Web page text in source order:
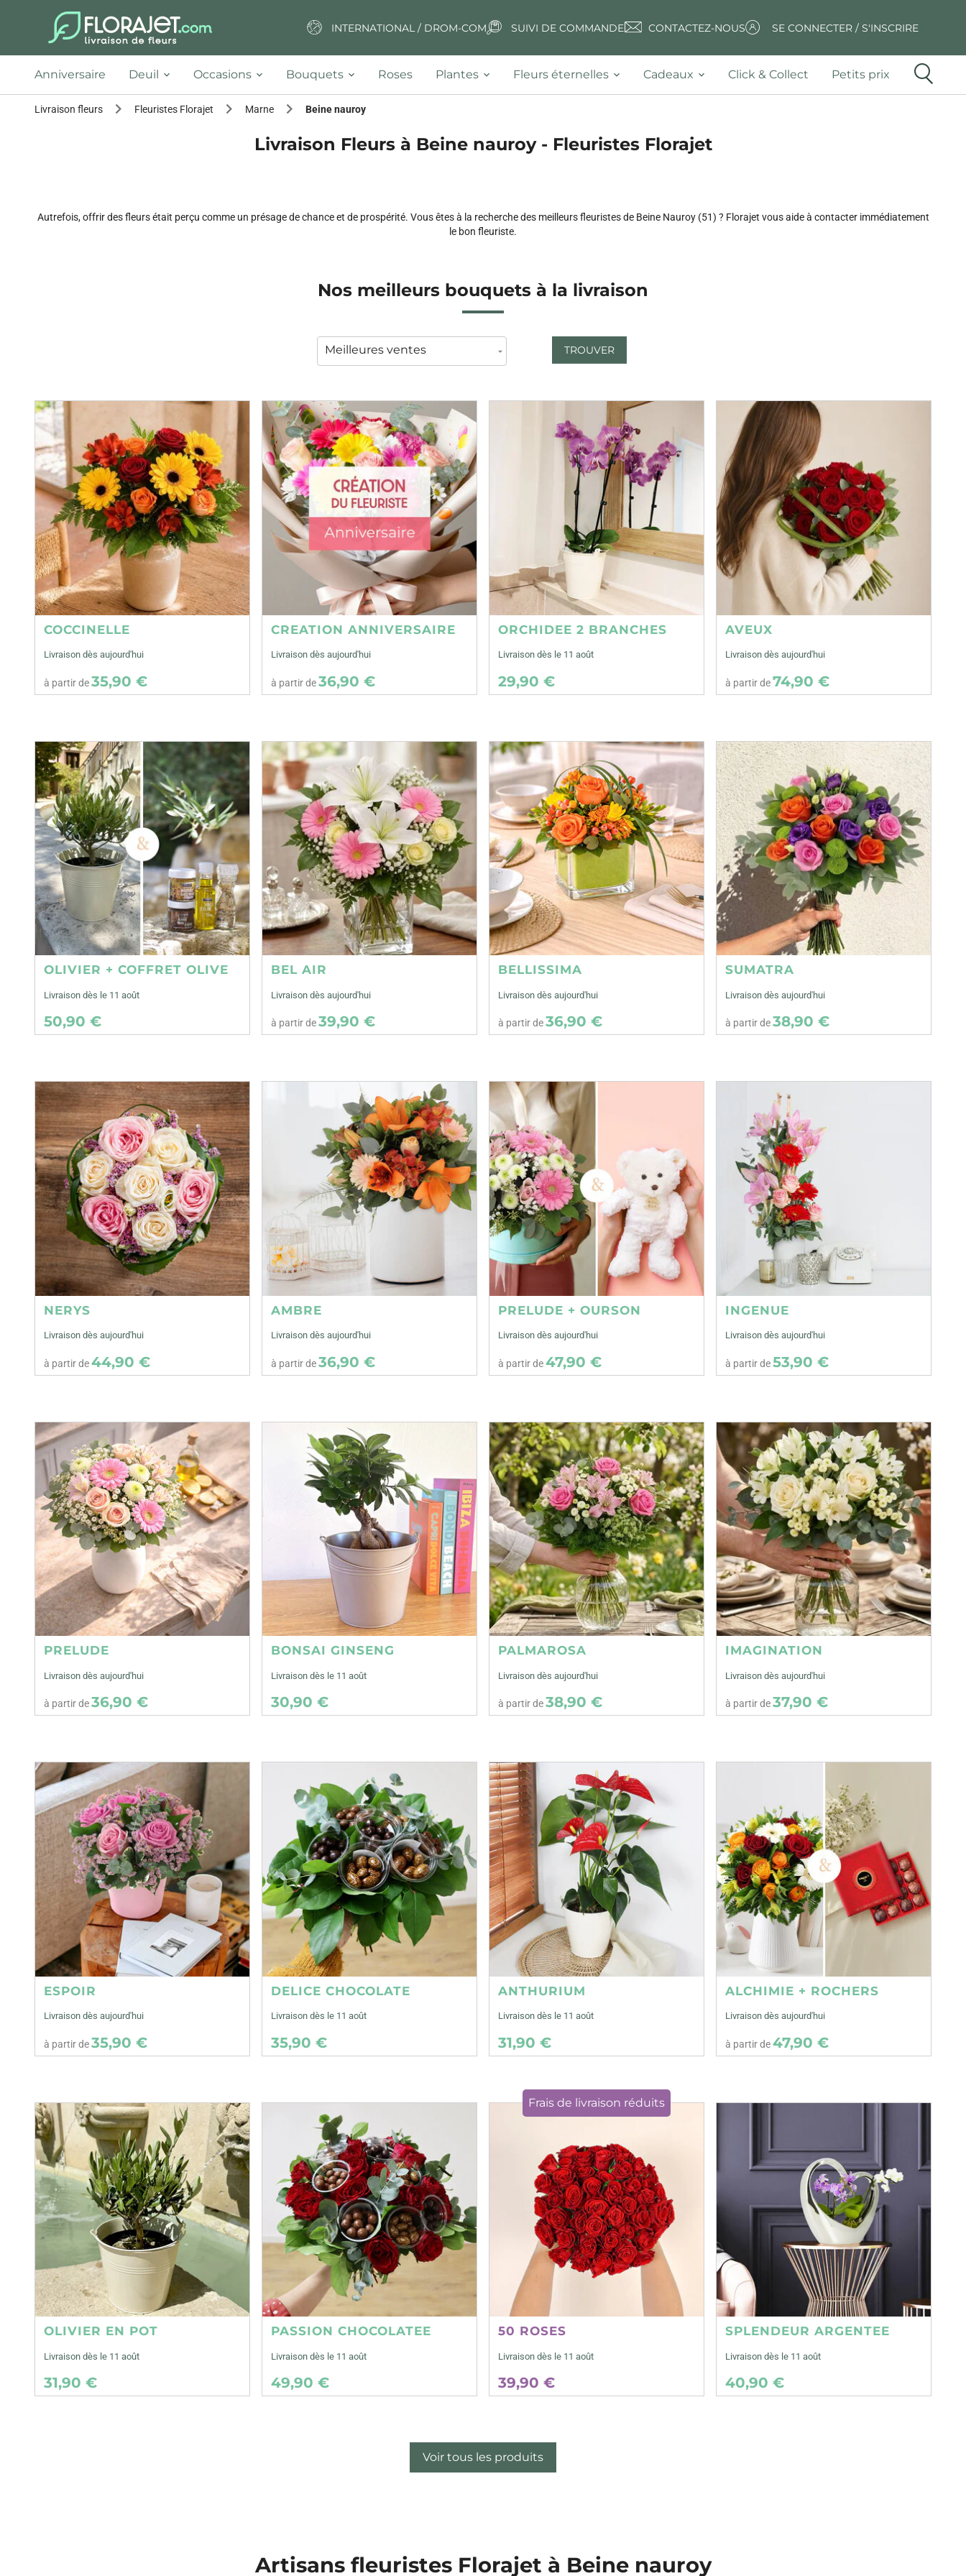
INTERNATIONAL / DROM-COM SUIVI DE COMMANDE CONTACTEZ-NOUS SE CONNECTER / S'INSCRIRE
Anniversaire Deuil Occasions Bouquets Roses Plantes Fleurs éternelles Cadeaux Click & Collect Petits prix
Livraison fleurs Fleuristes Florajet Marne Beine nauroy
Livraison Fleurs à Beine nauroy - Fleuristes Florajet
Autrefois, offrir des fleurs était perçu comme un présage de chance et de prospérité. Vous êtes à la recherche des meilleurs fleuristes de Beine Nauroy (51) ? Florajet vous aide à contacter immédiatement
le bon fleuriste.
Nos meilleurs bouquets à la livraison
TROUVER
COCCINELLE
Livraison dès aujourd'hui
à partir de35,90 €
CREATION ANNIVERSAIRE
Livraison dès aujourd'hui
à partir de36,90 €
ORCHIDEE 2 BRANCHES
Livraison dès le 11 août
29,90 €
AVEUX
Livraison dès aujourd'hui
à partir de74,90 €
OLIVIER + COFFRET OLIVE
Livraison dès le 11 août
50,90 €
BEL AIR
Livraison dès aujourd'hui
à partir de39,90 €
BELLISSIMA
Livraison dès aujourd'hui
à partir de36,90 €
SUMATRA
Livraison dès aujourd'hui
à partir de38,90 €
NERYS
Livraison dès aujourd'hui
à partir de44,90 €
AMBRE
Livraison dès aujourd'hui
à partir de36,90 €
PRELUDE + OURSON
Livraison dès aujourd'hui
à partir de47,90 €
INGENUE
Livraison dès aujourd'hui
à partir de53,90 €
PRELUDE
Livraison dès aujourd'hui
à partir de36,90 €
BONSAI GINSENG
Livraison dès le 11 août
30,90 €
PALMAROSA
Livraison dès aujourd'hui
à partir de38,90 €
IMAGINATION
Livraison dès aujourd'hui
à partir de37,90 €
ESPOIR
Livraison dès aujourd'hui
à partir de35,90 €
DELICE CHOCOLATE
Livraison dès le 11 août
35,90 €
ANTHURIUM
Livraison dès le 11 août
31,90 €
ALCHIMIE + ROCHERS
Livraison dès aujourd'hui
à partir de47,90 €
OLIVIER EN POT
Livraison dès le 11 août
31,90 €
PASSION CHOCOLATEE
Livraison dès le 11 août
49,90 €
Frais de livraison réduits
50 ROSES
Livraison dès le 11 août
39,90 €
SPLENDEUR ARGENTEE
Livraison dès le 11 août
40,90 €
Voir tous les produits
Artisans fleuristes Florajet à Beine nauroy